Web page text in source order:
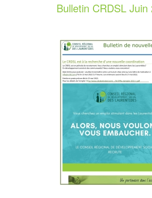
Bulletin CRDSL Juin